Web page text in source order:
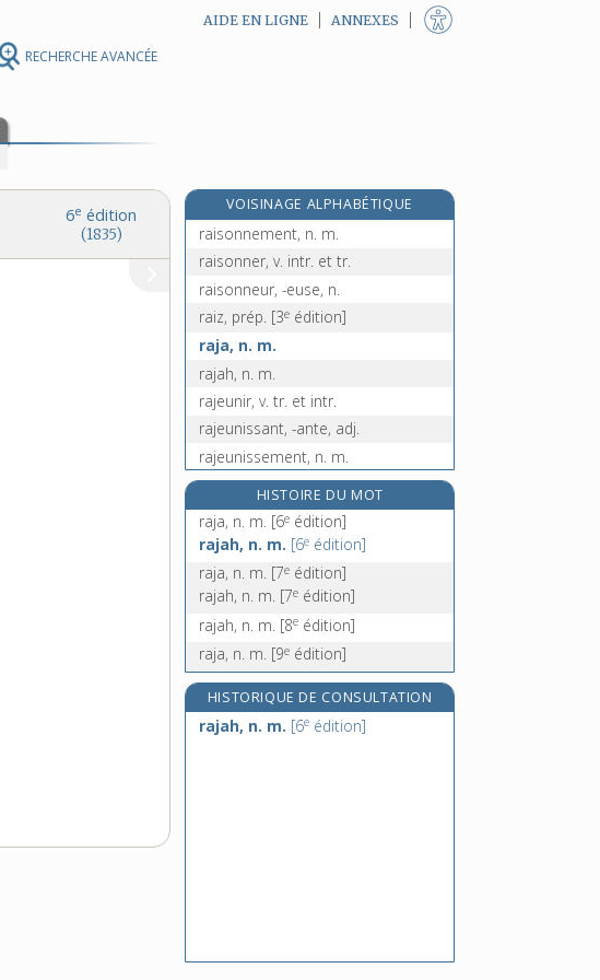
RECHERCHE AVANCÉE
AIDE EN LIGNE ANNEXES
6e édition
(1835)
VOISINAGE ALPHABÉTIQUE
raisonné, -ée, adj.
raisonnement, n. m.
raisonner, v. intr. et tr.
raisonneur, -euse, n.
raiz, prép. [3e édition]
raja, n. m.
rajah, n. m.
rajeunir, v. tr. et intr.
rajeunissant, -ante, adj.
rajeunissement, n. m.
rajout, n. m.
rajouter, v. tr.
rajustement, n. m.
rajuster, v. tr.
raki, n. m.
HISTOIRE DU MOT
raja, n. m. [6e édition]
rajah, n. m. [6e édition]
raja, n. m. [7e édition]
rajah, n. m. [7e édition]
rajah, n. m. [8e édition]
raja, n. m. [9e édition]
HISTORIQUE DE CONSULTATION
rajah, n. m. [6e édition]